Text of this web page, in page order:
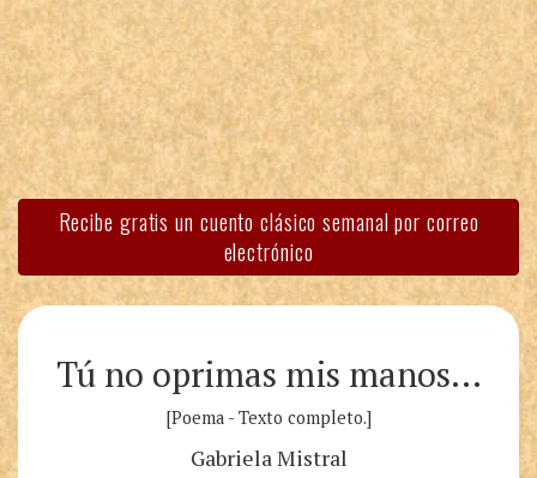
Recibe gratis un cuento clásico semanal por correo
electrónico
Tú no oprimas mis manos…
[Poema - Texto completo.]
Gabriela Mistral